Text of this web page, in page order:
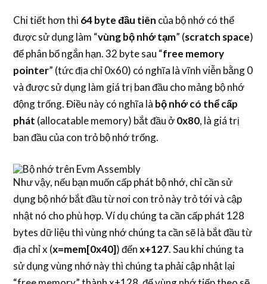
Chi tiết hơn thì 64 byte đầu tiên của bộ nhớ có thể
được sử dụng làm “vùng bộ nhớ tạm” (scratch space)
để phân bổ ngắn hạn. 32 byte sau “free memory
pointer” (tức địa chỉ 0x60) có nghĩa là vĩnh viễn bằng 0
và được sử dụng làm giá trị ban đầu cho mảng bộ nhớ
động trống. Điều này có nghĩa là bộ nhớ có thể cấp
phát (allocatable memory) bắt đầu ở0x80, là giá trị
ban đầu của con trỏ bộ nhớ trống.
Như vậy, nếu bạn muốn cấp phát bộ nhớ, chỉ cần sử
dụng bộ nhớ bắt đầu từ nơi con trỏ này trỏ tới và cập
nhật nó cho phù hợp. Ví dụ chúng ta cần cấp phát 128
bytes dữ liệu thì vùng nhớ chúng ta cần sẽ là bắt đầu từ
địa chỉ x (x=mem[0x40]) đếnx+127. Sau khi chúng ta
sử dụng vùng nhớ này thì chúng ta phải cập nhật lại